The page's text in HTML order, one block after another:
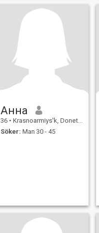
Анна
36 • Krasnoarmiys'k, Donets'k, Ukraina
Söker: Man 30 - 45